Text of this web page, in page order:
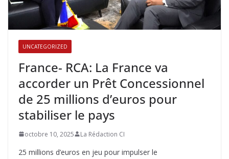
UNCATEGORIZED
France- RCA: La France va
accorder un Prêt Concessionnel
de 25 millions d’euros pour
stabiliser le pays
octobre 10, 2025 La Rédaction CI
25 millions d’euros en jeu pour impulser le